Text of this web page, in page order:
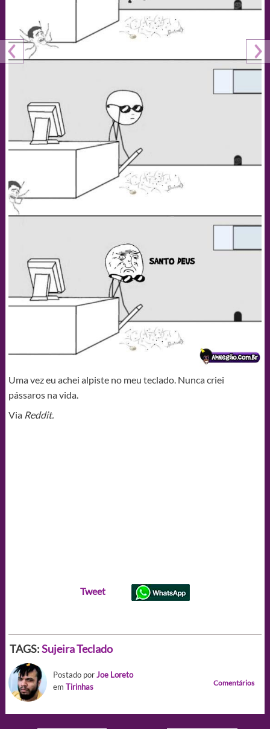
Uma vez eu achei alpiste no meu teclado. Nunca criei
pássaros na vida.
Via Reddit.
Tweet
TAGS:SujeiraTeclado
Postado porJoe Loreto
em Tirinhas Comentários